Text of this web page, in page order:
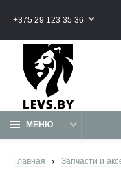
+375 29 123 35 36
МЕНЮ
Главная Запчасти и